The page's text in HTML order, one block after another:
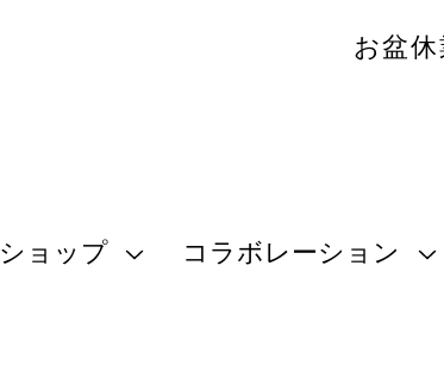
お盆
ショップ コラボレーション